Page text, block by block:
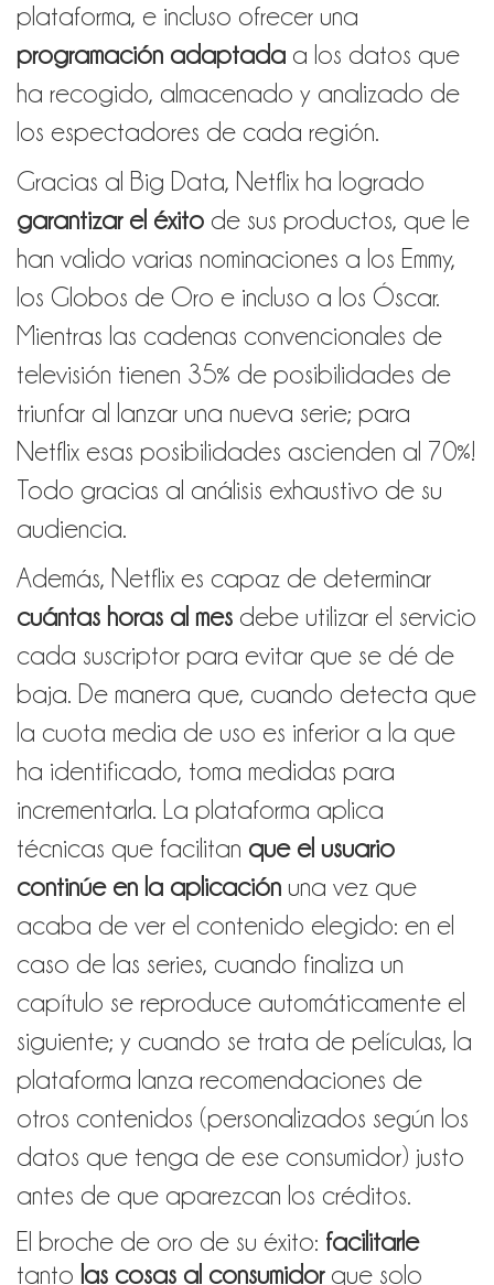
plataforma, e incluso ofrecer una
programación adaptada a los datos que
ha recogido, almacenado y analizado de
los espectadores de cada región.
Gracias al Big Data, Netflix ha logrado
garantizar el éxito de sus productos, que le
han valido varias nominaciones a los Emmy,
los Globos de Oro e incluso a los Óscar.
Mientras las cadenas convencionales de
televisión tienen 35% de posibilidades de
triunfar al lanzar una nueva serie; para
Netflix esas posibilidades ascienden al 70%!
Todo gracias al análisis exhaustivo de su
audiencia.
Además, Netflix es capaz de determinar
cuántas horas al mes debe utilizar el servicio
cada suscriptor para evitar que se dé de
baja. De manera que, cuando detecta que
la cuota media de uso es inferior a la que
ha identificado, toma medidas para
incrementarla. La plataforma aplica
técnicas que facilitan que el usuario
continúe en la aplicación una vez que
acaba de ver el contenido elegido: en el
caso de las series, cuando finaliza un
capítulo se reproduce automáticamente el
siguiente; y cuando se trata de películas, la
plataforma lanza recomendaciones de
otros contenidos (personalizados según los
datos que tenga de ese consumidor) justo
antes de que aparezcan los créditos.
El broche de oro de su éxito: facilitarle
tanto las cosas al consumidorque solo